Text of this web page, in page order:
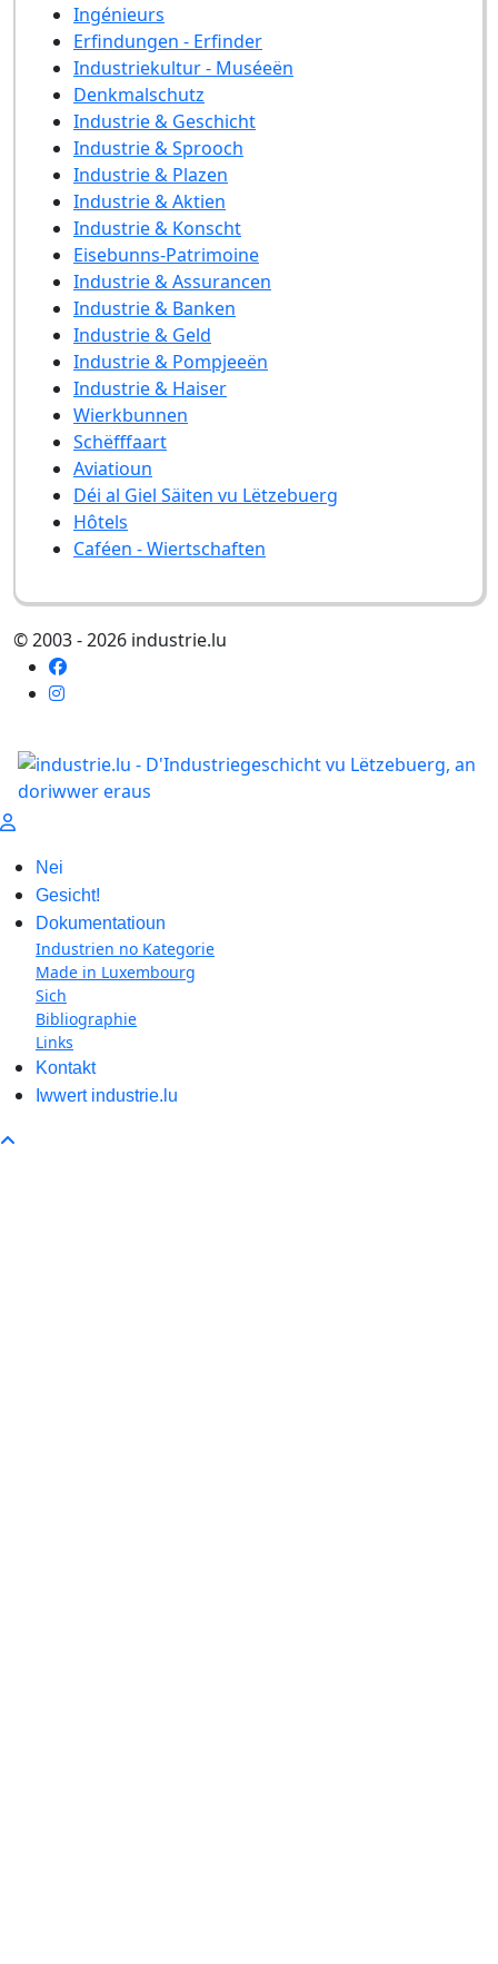
Ingénieurs
Erfindungen - Erfinder
Industriekultur - Muséeën
Denkmalschutz
Industrie & Geschicht
Industrie & Sprooch
Industrie & Plazen
Industrie & Aktien
Industrie & Konscht
Eisebunns-Patrimoine
Industrie & Assurancen
Industrie & Banken
Industrie & Geld
Industrie & Pompjeeën
Industrie & Haiser
Wierkbunnen
Schëfffaart
Aviatioun
Déi al Giel Säiten vu Lëtzebuerg
Hôtels
Caféen - Wiertschaften
© 2003 - 2026 industrie.lu
Nei
Gesicht!
Dokumentatioun
Industrien no Kategorie
Made in Luxembourg
Sich
Bibliographie
Links
Kontakt
Iwwert industrie.lu